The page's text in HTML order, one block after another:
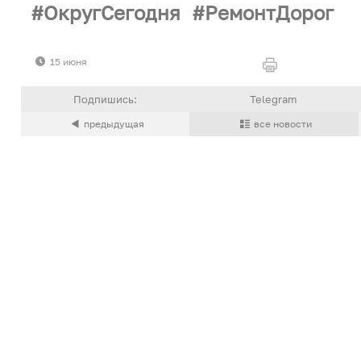
ОкругСегодня РемонтДорог
15 июня